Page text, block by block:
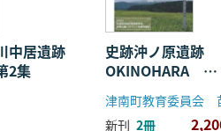
居遺跡
2集
史跡沖ノ原遺跡
OKINOHARA
ENVIRON
新刊 2冊